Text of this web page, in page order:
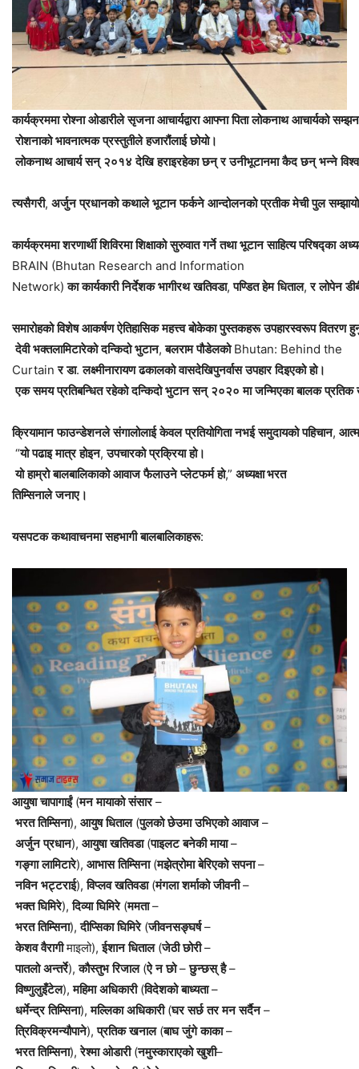
कार्यक्रममा रोश्ना ओडारीले सृजना आचार्यद्वारा आफ्ना पिता लोकनाथ आचार्यको
रोशनाको भावनात्मक प्रस्तुतीले हजारौंलाई छोयो।
लोकनाथ आचार्य सन् २०१४ देखि हराइरहेका छन् र उनीभूटानमा कैद छन् भन्ने
त्यसैगरी, अर्जुन प्रधानको कथाले भूटान फर्कने आन्दोलनको प्रतीक मेची पुल सम्झायो
कार्यक्रममा शरणार्थी शिविरमा शिक्षाको सुरुवात गर्ने तथा भूटान साहित्य परिषद्का
BRAIN (Bhutan Research and Information
Network)का कार्यकारी निर्देशक भागीरथ खतिवडा,पण्डित हेम धिताल,र लोपेन
समारोहको विशेष आकर्षण ऐतिहासिक महत्त्व बोकेका पुस्तकहरू उपहारस्वरूप वितरण
देवी भक्तलामिटारेको दन्किदो भुटान,बलराम पौडेलकोBhutan: Behind the
Curtainर डा.लक्ष्मीनारायण ढकालको वासदेखिपुनर्वास उपहार दिइएको हो।
एक समय प्रतिबन्धित रहेको दन्किदो भुटान सन् २०२० मा जन्मिएका बालक प्रतिक
क्रियामान फाउन्डेशनले संगालोलाई केवल प्रतियोगिता नभई समुदायको पहिचान,
“यो पढाइ मात्र होइन,उपचारको प्रक्रिया हो।
यो हाम्रो बालबालिकाको आवाज फैलाउने प्लेटफर्म हो,” अध्यक्षा भरत
तिम्सिनाले जनाए।
यसपटक कथावाचनमा सहभागी बालबालिकाहरू:
आयुषा चापागाईं(मन मायाको संसार–
भरत तिम्सिना), आयुष धिताल(पुलको छेउमा उभिएको आवाज–
अर्जुन प्रधान), आयुषा खतिवडा(पाइलट बनेकी माया–
गङ्गा लामिटारे), आभास तिम्सिना(मझेत्रोमा बेरिएको सपना–
नविन भट्टराई),विप्लव खतिवडा(मंगला शर्माको जीवनी–
भक्त घिमिरे),दिव्या घिमिरे(ममता–
भरत तिम्सिना),दीप्सिका घिमिरे(जीवनसङ्घर्ष–
केशव वैरागीमाइलो),ईशान धिताल(जेठी छोरी–
पातलो अन्तर्रे),कौस्तुभ रिजाल(ऐ न छो–छुन्छस् है–
विष्णुलुइँटेल),महिमा अधिकारी(विदेशको बाध्यता–
धर्मेन्द्र तिम्सिना),मल्लिका अधिकारी(घर सर्छ तर मन सर्दैन–
त्रिविक्रमन्यौपाने),प्रतिक खनाल(बाघ जुंगे काका–
भरत तिम्सिना),रेश्मा ओडारी(नमुस्काराएको खुशी–